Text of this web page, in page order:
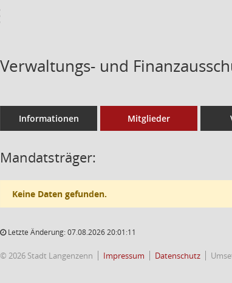
navigation
Verwaltungs- und
Informationen Mitglieder
Mandatsträger:
Keine Daten gefunden.
Letzte Änderung: 07.08.2026 20:01:11
© 2026 Stadt Langenzenn Impressum Datenschutz